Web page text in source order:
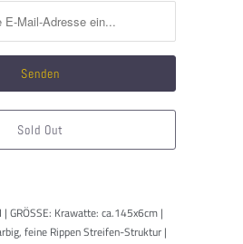
Sold Out
| GRÖSSE: Krawatte: ca.145x6cm |
feine Rippen Streifen-Struktur |